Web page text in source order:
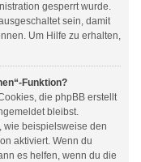
gesperrt wurde.
sein, damit
Um Hilfe zu erhalten,
Funktion?
die phpBB erstellt
bleibst.
wie beispielsweise den
aktiviert. Wenn du
es helfen, wenn du die